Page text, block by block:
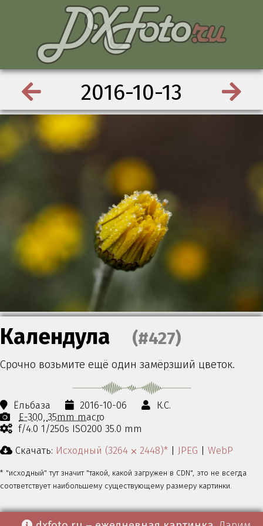
2016-10-13
Календула (#427)
Срочно возьмите ещё один замёрзший цветок.
Ёльбаза 2016-10-06
К.С.
E-300 35mm macro
f/4.0 1/250s ISO200 35.0 mm
Скачать: Исходный (3264 ⨉ 2448)* | JPEG | WebP
* "исходный" тут значит "такой, какой загружен в CDN", это не всегда
соответствует наибольшему существующему размеру картинки.